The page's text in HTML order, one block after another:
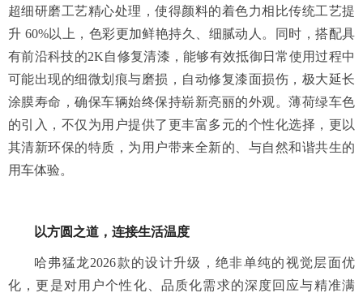
超细研磨工艺精心处理，使得颜料的着色力相比传统工艺提
升 60%以上，色彩更加鲜艳持久、细腻动人。同时，搭配具
有前沿科技的2K自修复清漆，能够有效抵御日常使用过程中
可能出现的细微划痕与磨损，自动修复漆面损伤，极大延长
涂膜寿命，确保车辆始终保持崭新亮丽的外观。薄荷绿车色
的引入，不仅为用户提供了更丰富多元的个性化选择，更以
其清新环保的特质，为用户带来全新的、与自然和谐共生的
用车体验。
以方圆之道，连接生活温度
哈弗猛龙2026款的设计升级，绝非单纯的视觉层面优
化，更是对用户个性化、品质化需求的深度回应与精准满